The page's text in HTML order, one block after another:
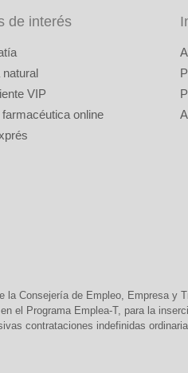
de interés
natural
VIP
online
Consejería de Empleo, Empresa y
el Programa Emplea-T, para la
contrataciones indefinidas